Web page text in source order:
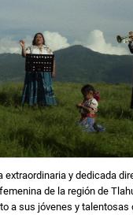
extraordinaria y dedicada
de la región de
a sus jóvenes y talentosas